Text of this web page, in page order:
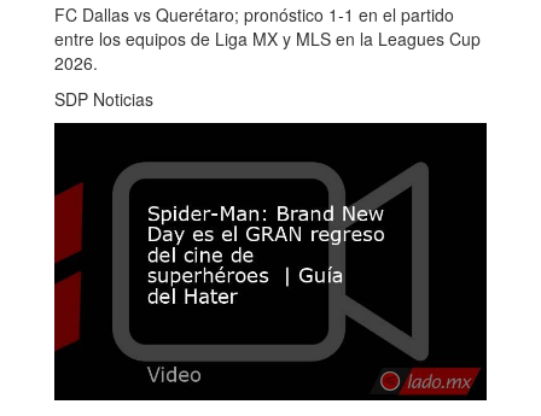
FC Dallas vs Querétaro; pronóstico 1-1 en el partido
entre los equipos de Liga MX y MLS en la Leagues Cup
2026.
SDP Noticias